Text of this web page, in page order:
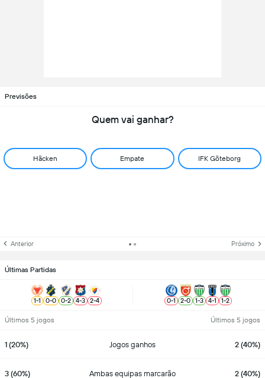
Previsões
Quem vai ganhar?
Häcken Empate IFK Göteborg
Anterior Próximo
Últimas Partidas
1-1 0-0 0-2 4-3 2-4 0-1 2-0 1-3 4-1 1-2
Últimos 5 jogos Últimos 5 jogos
1 (20%) Jogos ganhos 2 (40%)
3 (60%) Ambas equipas marcarão 2 (40%)